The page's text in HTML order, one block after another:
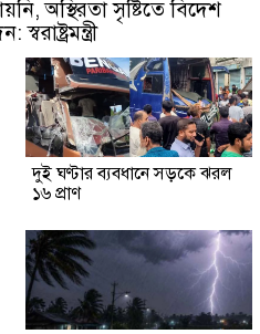
অস্থিরতা সৃষ্টিতে বিদেশ
দুই ঘণ্টার ব্যবধানে সড়কে ঝরল
১৬ প্রাণ